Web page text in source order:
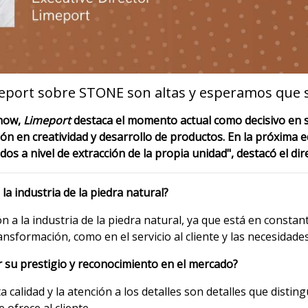
sobre STONE son altas y esperamos que
Limeportdestaca el momento actual como decisivo
en creatividad y desarrollo de productos. En la próxima
a nivel de extracción de la propia unidad", destacó el
la industria de la piedra natural?
la industria de la piedra natural, ya que está en
como en el servicio al cliente y las
prestigio y reconocimiento en el mercado?
calidad y la atención a los detalles son detalles que